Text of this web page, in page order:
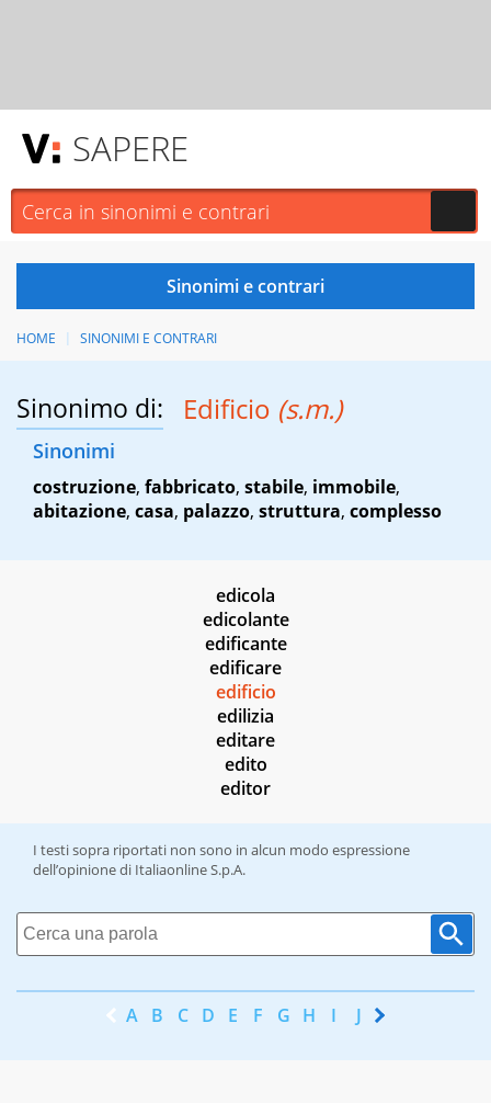
SAPERE
HOME SINONIMI E CONTRARI
Sinonimo di: Edificio (s.m.)
Sinonimi
costruzione, fabbricato, stabile, immobile,
abitazione, casa, palazzo, struttura, complesso
edicola
edicolante
edificante
edificare
edificio
edilizia
editare
edito
editor
I testi sopra riportati non sono in alcun modo espressione
dell’opinione di Italiaonline S.p.A.
A B C D E F G H I J K